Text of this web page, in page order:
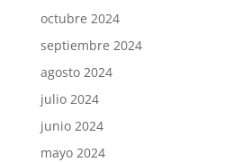
octubre 2024
septiembre 2024
agosto 2024
julio 2024
junio 2024
mayo 2024